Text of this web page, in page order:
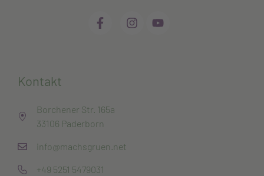
Kontakt
Borchener Str. 165a
33106 Paderborn
info@machsgruen.net
+49 5251 5479031